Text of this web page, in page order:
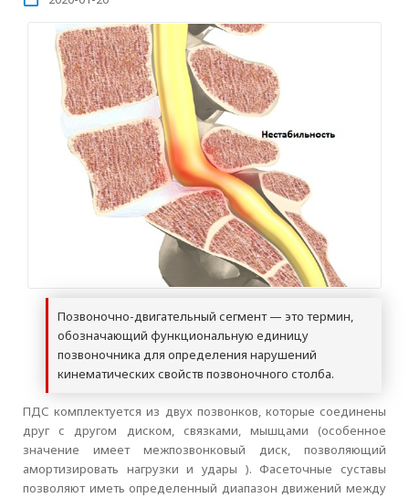
Позвоночно-двигательный сегмент — это термин,
обозначающий функциональную единицу
позвоночника для определения нарушений
кинематических свойств позвоночного столба.
ПДС комплектуется из двух позвонков, которые соединены
друг с другом диском, связками, мышцами (особенное
значение имеет межпозвонковый диск, позволяющий
амортизировать нагрузки и удары ). Фасеточные суставы
позволяют иметь определенный диапазон движений между